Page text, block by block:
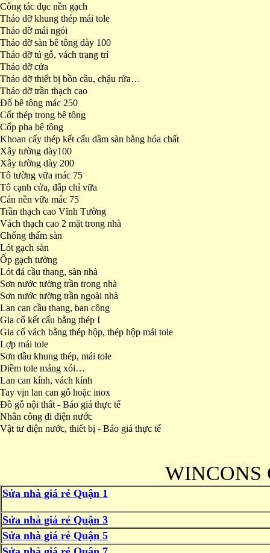
Công tác đục nền gạch
Tháo dỡ khung thép mái tole
Tháo dỡ mái ngói
Tháo dỡ sàn bê tông dày 100
Tháo dỡ tủ gỗ, vách trang trí
Tháo dỡ cửa
Tháo dỡ thiết bị bồn cầu, chậu rửa…
Tháo dỡ trần thạch cao
Đổ bê tông mác 250
Cốt thép trong bê tông
Cốp pha bê tông
Khoan cấy thép kết cấu dầm sàn bằng hóa chất
Xây tường dày100
Xây tường dày 200
Tô tường vữa mác 75
Tô cạnh cửa, đắp chỉ vữa
Cán nền vữa mác 75
Trần thạch cao Vĩnh Tường
Vách thạch cao 2 mặt trong nhà
Chống thấm sàn
Lót gạch sàn
Ốp gạch tường
Lót đá cầu thang, sàn nhà
Sơn nước tường trần trong nhà
Sơn nước tường trần ngoài nhà
Lan can cầu thang, ban công
Gia cố kết cấu bằng thép I
Gia cố vách bằng thép hộp, thép hộp mái tole
Lợp mái tole
Sơn dầu khung thép, mái tole
Diềm tole máng xói…
Lan can kính, vách kính
Tay vịn lan can gỗ hoặc inox
Đồ gỗ nội thất - Báo giá thực tế
Nhân công đi điện nước
Vật tư điện nước, thiết bị - Báo giá thực tế
WINCONS
Sửa nhà giá rẻ Quận 1
Sửa nhà giá rẻ Quận 3
Sửa nhà giá rẻ Quận 5